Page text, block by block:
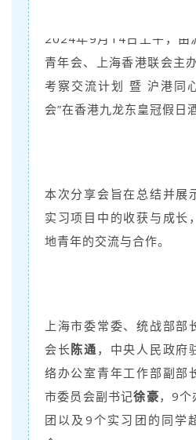
2024年9月14日上午，由
青年会、上海香港联会主
考察交流计划 暨 沪港同
会”在香港九龙东皇冠假日
本次分享会旨在总结并展
实习项目中的收获与成长
地青年的交流与合作。
上海市委常委、统战部部
会长陈通 ，中央人民政府
络办公室青年工作部副部
市委员会副书记徐豪，9个
团以及9个实习团的同学